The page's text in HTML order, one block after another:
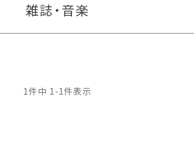
雑誌・音楽
1件中 1-1件表示